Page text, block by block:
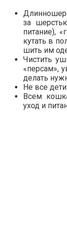
за
питание),
кутать в
шить им
Чистить
«персам»,
делать
Не все
Всем
уход и